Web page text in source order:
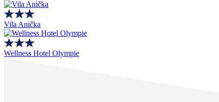
Vila Anička
Wellness Hotel Olympie